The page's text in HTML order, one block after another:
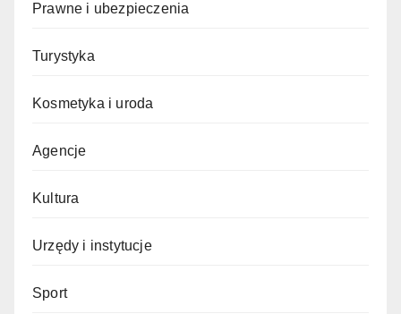
Prawne i ubezpieczenia
Turystyka
Kosmetyka i uroda
Agencje
Kultura
Urzędy i instytucje
Sport